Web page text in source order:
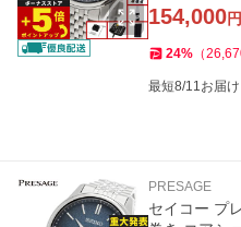
154,000円
24% （
最短8/11お届け
PRESAGE
セイコー プ